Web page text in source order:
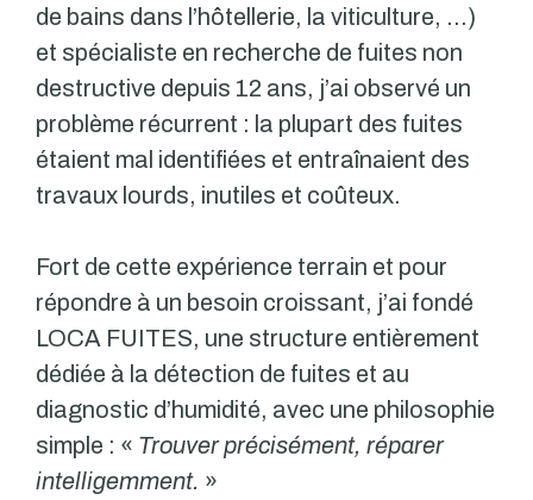
de bains dans l’hôtellerie, la viticulture, …)
et spécialiste en recherche de fuites non
destructive depuis 12 ans, j’ai observé un
problème récurrent : la plupart des fuites
étaient mal identifiées et entraînaient des
travaux lourds, inutiles et coûteux.
Fort de cette expérience terrain et pour
répondre à un besoin croissant, j’ai fondé
LOCA FUITES, une structure entièrement
dédiée à la détection de fuites et au
diagnostic d’humidité, avec une philosophie
simple : « Trouver précisément, réparer
intelligemment. »